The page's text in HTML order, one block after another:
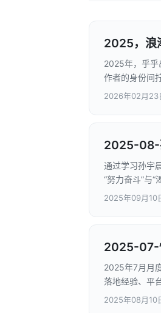
2025，浪
2025年，乎乎
作者的身份间
2026年02月23
2025-08-
通过学习孙宇
“努力奋斗”与
考与迷茫。
2025年09月10
2025-07-
2025年7月月
落地经验、平
2025年08月10